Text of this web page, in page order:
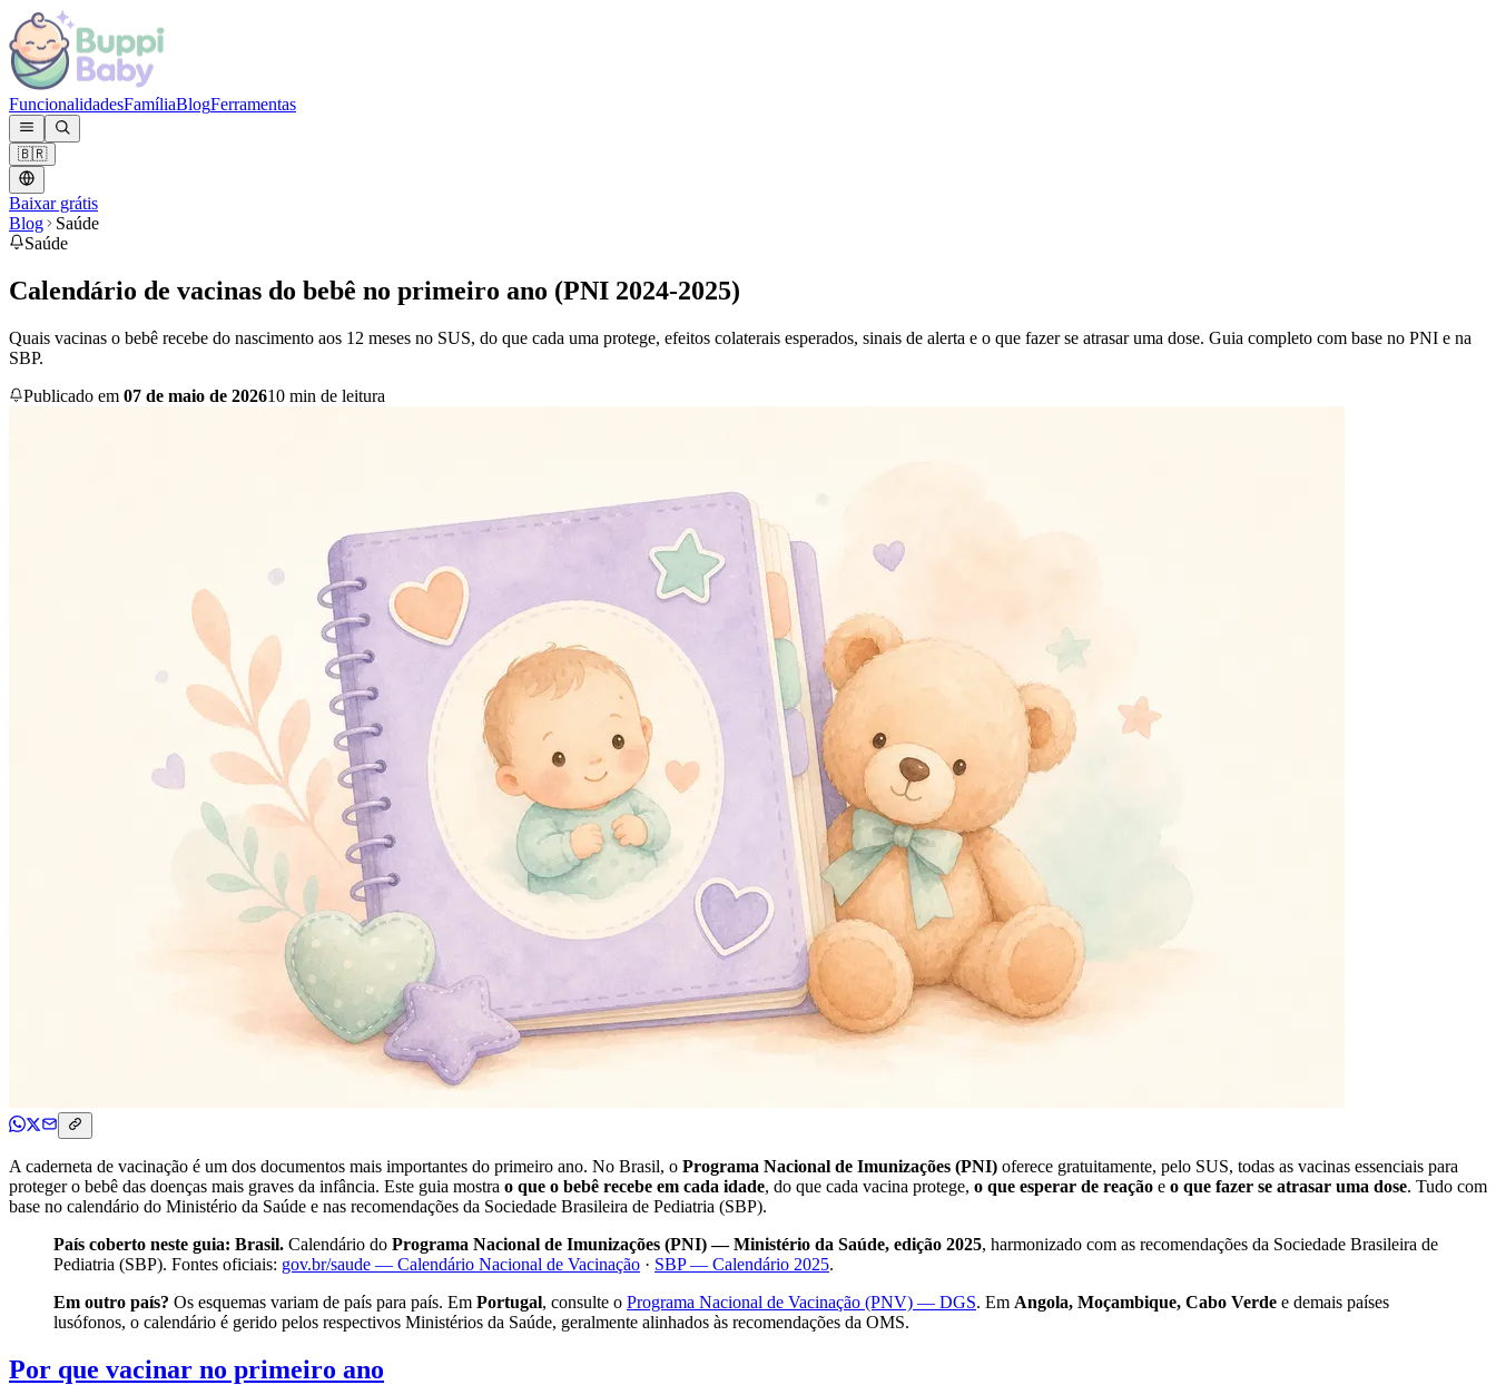
FuncionalidadesFamíliaBlogFerramentas
🇧🇷
Baixar grátis
Blog
Saúde
Saúde
Calendário de vacinas do bebê no primeiro ano (PNI 2024-2025)
Quais vacinas o bebê recebe do nascimento aos 12 meses no SUS, do que cada uma protege, efeitos colaterais esperados, sinais de alerta e o que fazer se atrasar uma dose. Guia completo com base no PNI e na
SBP.
Publicado em 07 de maio de 202610 min de leitura
A caderneta de vacinação é um dos documentos mais importantes do primeiro ano. No Brasil, o Programa Nacional de Imunizações (PNI) oferece gratuitamente, pelo SUS, todas as vacinas essenciais para
proteger o bebê das doenças mais graves da infância. Este guia mostra o que o bebê recebe em cada idade, do que cada vacina protege, o que esperar de reação e o que fazer se atrasar uma dose. Tudo com
base no calendário do Ministério da Saúde e nas recomendações da Sociedade Brasileira de Pediatria (SBP).
País coberto neste guia: Brasil. Calendário do Programa Nacional de Imunizações (PNI) — Ministério da Saúde, edição 2025, harmonizado com as recomendações da Sociedade Brasileira de
Pediatria (SBP). Fontes oficiais: gov.br/saude — Calendário Nacional de Vacinação · SBP — Calendário 2025.
Em outro país? Os esquemas variam de país para país. Em Portugal, consulte o Programa Nacional de Vacinação (PNV) — DGS. Em Angola, Moçambique, Cabo Verde e demais países
lusófonos, o calendário é gerido pelos respectivos Ministérios da Saúde, geralmente alinhados às recomendações da OMS.
Por que vacinar no primeiro ano